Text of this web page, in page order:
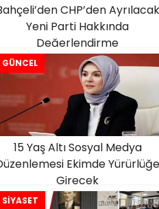
CHP’den Ayrılacak
Yeni Parti Hakkında
Değerlendirme
GÜNCEL
15 Yaş Altı Sosyal Medya
Ekimde Yürürlüğe
Girecek
SİYASET